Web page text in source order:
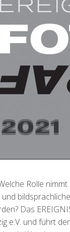
Rolle
Das
e.V. und führt